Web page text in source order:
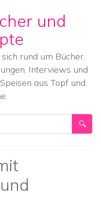
und
rund um Bücher,
Interviews und
aus Topf und